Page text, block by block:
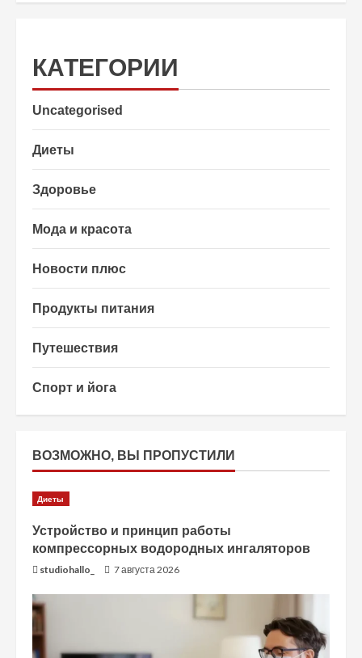
КАТЕГОРИИ
Uncategorised
Диеты
Здоровье
Мода и красота
Новости плюс
Продукты питания
Путешествия
Спорт и йога
ВОЗМОЖНО, ВЫ ПРОПУСТИЛИ
Диеты
Устройство и принцип работы
компрессорных водородных ингаляторов
studiohallo_ 7 августа 2026